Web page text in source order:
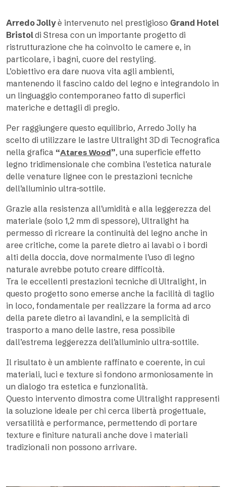
Arredo Jollyè intervenuto nel prestigioso Grand Hotel
Bristoldi Stresa con un importante progetto di
ristrutturazione che ha coinvolto le camere e, in
particolare, i bagni, cuore del restyling.
L’obiettivo era dare nuova vita agli ambienti,
mantenendo il fascino caldo del legno e integrandolo in
un linguaggio contemporaneo fatto di superfici
materiche e dettagli di pregio.
Per raggiungere questo equilibrio, Arredo Jolly ha
scelto di utilizzare le lastre Ultralight 3D di Tecnografica
nella grafica “Atares Wood”, una superficie effetto
legno tridimensionale che combina l’estetica naturale
delle venature lignee con le prestazioni tecniche
dell’alluminio ultra-sottile.
Grazie alla resistenza all’umidità e alla leggerezza del
materiale (solo 1,2 mm di spessore), Ultralight ha
permesso di ricreare la continuità del legno anche in
aree critiche, come la parete dietro ai lavabi o i bordi
alti della doccia, dove normalmente l’uso di legno
naturale avrebbe potuto creare difficoltà.
Tra le eccellenti prestazioni tecniche di Ultralight, in
questo progetto sono emerse anche la facilità di taglio
in loco, fondamentale per realizzare la forma ad arco
della parete dietro ai lavandini, e la semplicità di
trasporto a mano delle lastre, resa possibile
dall’estrema leggerezza dell’alluminio ultra-sottile.
Il risultato è un ambiente raffinato e coerente, in cui
materiali, luci e texture si fondono armoniosamente in
un dialogo tra estetica e funzionalità.
Questo intervento dimostra come Ultralight rappresenti
la soluzione ideale per chi cerca libertà progettuale,
versatilità e performance, permettendo di portare
texture e finiture naturali anche dove i materiali
tradizionali non possono arrivare.